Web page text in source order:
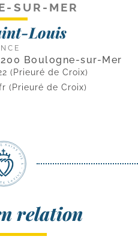
SUR-MER
Louis
Boulogne-sur-Mer
(Prieuré de Croix)
(Prieuré de Croix)
relation